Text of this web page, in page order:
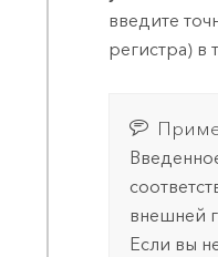
введите
регистра) в
внешней
Если вы